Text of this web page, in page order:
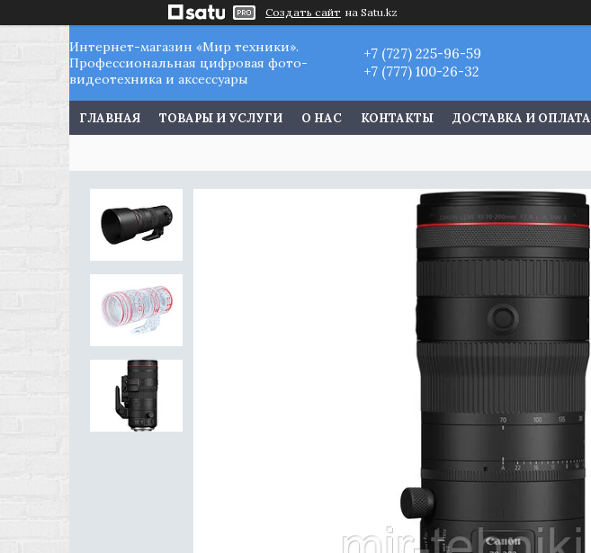
Создать сайт на Satu.kz
Интернет-магазин «Мир техники».
Профессиональная цифровая фото-
видеотехника и аксессуары
+7 (727) 225-96-59
+7 (777) 100-26-32
ГЛАВНАЯ ТОВАРЫ И УСЛУГИ О НАС КОНТАКТЫ ДОСТАВКА И ОПЛАТА